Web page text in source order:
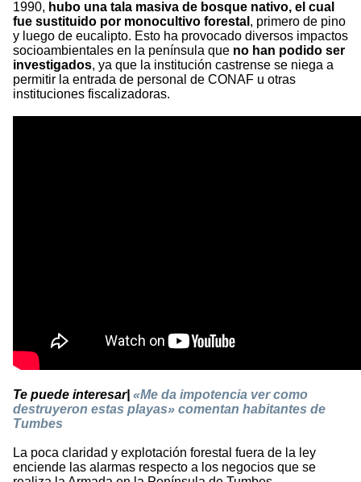
1990, hubo una tala masiva de bosque nativo, el cual
fue sustituido por monocultivo forestal , primero de pino
y luego de eucalipto. Esto ha provocado diversos impactos
socioambientales en la península que no han podido ser
investigados, ya que la institución castrense se niega a
permitir la entrada de personal de CONAF u otras
instituciones fiscalizadoras.
Te puede interesar| «Me da impotencia ver como
destruyeron estas playas» comentan habitantes de
Tumbes
La poca claridad y explotación forestal fuera de la ley
enciende las alarmas respecto a los negocios que se